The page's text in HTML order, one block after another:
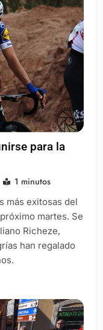
para la
1 minutos
más exitosas del
martes. Se
Richeze,
han regalado